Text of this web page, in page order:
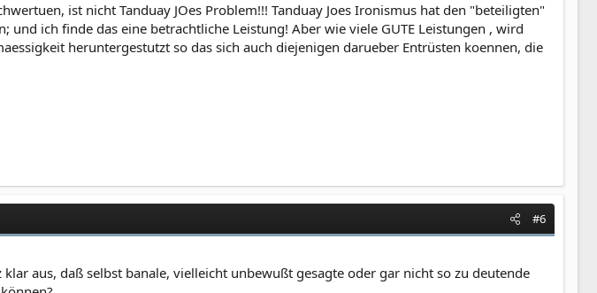
ist nicht Tanduay JOes Problem!!! Tanduay Joes Ironismus hat den "beteiligten"
ich finde das eine betrachtliche Leistung! Aber wie viele GUTE Leistungen , wird
heruntergestutzt so das sich auch diejenigen darueber Entrüsten koennen, die
#6
aus, daß selbst banale, vielleicht unbewußt gesagte oder gar nicht so zu deutende